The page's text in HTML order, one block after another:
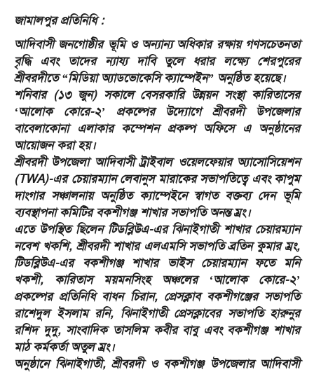
জামালপুর প্রতিনিধি :
আদিবাসী জনগোষ্ঠীর ভূমি ও অন্যান্য অধিকার রক্ষায় গণসচেতনতা
বৃদ্ধি এবং তাদের ন্যায্য দাবি তুলে ধরার লক্ষ্যে শেরপুরের
শ্রীবরদীতে “মিডিয়া অ্যাডভোকেসি ক্যাম্পেইন” অনুষ্ঠিত হয়েছে।
শনিবার (১৩ জুন) সকালে বেসরকারি উন্নয়ন সংস্থা কারিতাসের
‘আলোক কোরে-২’ প্রকল্পের উদ্যোগে শ্রীবরদী উপজেলার
বাবেলাকোনা এলাকার কম্পেশন প্রকল্প অফিসে এ অনুষ্ঠানের
আয়োজন করা হয়।
শ্রীবরদী উপজেলা আদিবাসী ট্রাইবাল ওয়েলফেয়ার অ্যাসোসিয়েশন
(TWA)-এর চেয়ারম্যান লেবানুস মারাকের সভাপতিত্বে এবং কাপুম
দাংগার সঞ্চালনায় অনুষ্ঠিত ক্যাম্পেইনে স্বাগত বক্তব্য দেন ভূমি
ব্যবস্থাপনা কমিটির বকশীগঞ্জ শাখার সভাপতি অনন্ত ম্রং।
এতে উপস্থিত ছিলেন টিডব্লিউএ-এর ঝিনাইগাতী শাখার চেয়ারম্যান
নবেশ খকশি, শ্রীবরদী শাখার এলএমসি সভাপতি ব্রতিন কুমার ম্রং,
টিডব্লিউএ-এর বকশীগঞ্জ শাখার ভাইস চেয়ারম্যান ফতে মনি
খকশী, কারিতাস ময়মনসিংহ অঞ্চলের ‘আলোক কোরে-২’
প্রকল্পের প্রতিনিধি বাধন চিরান, প্রেসক্লাব বকশীগঞ্জের সভাপতি
রাশেদুল ইসলাম রনি, ঝিনাইগাতী প্রেসক্লাবের সভাপতি হারুনুর
রশিদ দুদু, সাংবাদিক তাসলিম কবীর বাবু এবং বকশীগঞ্জ শাখার
মাঠ কর্মকর্তা অতুল ম্রং।
অনুষ্ঠানে ঝিনাইগাতী, শ্রীবরদী ও বকশীগঞ্জ উপজেলার আদিবাসী